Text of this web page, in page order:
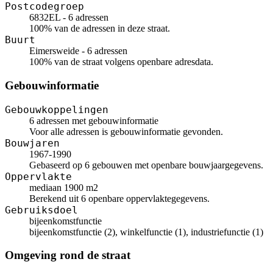
Postcodegroep
6832EL - 6 adressen
100% van de adressen in deze straat.
Buurt
Eimersweide - 6 adressen
100% van de straat volgens openbare adresdata.
Gebouwinformatie
Gebouwkoppelingen
6 adressen met gebouwinformatie
Voor alle adressen is gebouwinformatie gevonden.
Bouwjaren
1967-1990
Gebaseerd op 6 gebouwen met openbare bouwjaargegevens.
Oppervlakte
mediaan 1900 m2
Berekend uit 6 openbare oppervlaktegegevens.
Gebruiksdoel
bijeenkomstfunctie
bijeenkomstfunctie (2), winkelfunctie (1), industriefunctie (1)
Omgeving rond de straat